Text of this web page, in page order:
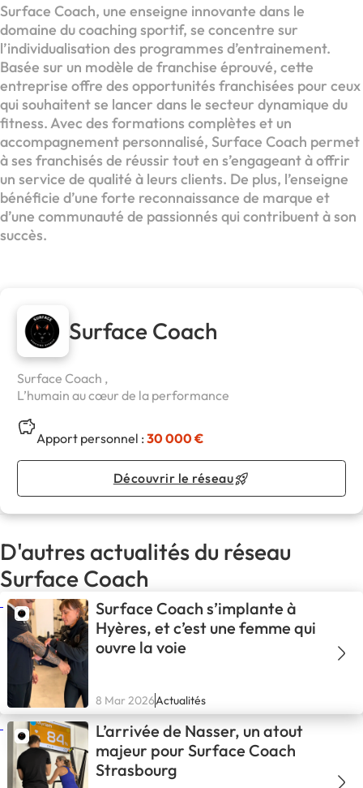
Surface Coach, une enseigne innovante dans le
domaine du coaching sportif, se concentre sur
l’individualisation des programmes d’entrainement.
Basée sur un modèle de franchise éprouvé, cette
entreprise offre des opportunités franchisées pour ceux
qui souhaitent se lancer dans le secteur dynamique du
fitness. Avec des formations complètes et un
accompagnement personnalisé, Surface Coach permet
à ses franchisés de réussir tout en s’engageant à offrir
un service de qualité à leurs clients. De plus, l’enseigne
bénéficie d’une forte reconnaissance de marque et
d’une communauté de passionnés qui contribuent à son
succès.
Surface Coach
Surface Coach ,
L’humain au cœur de la performance
Apport personnel :30 000 €
Découvrir le réseau
D'autres actualités du réseau
Surface Coach
Surface Coach s’implante à
Hyères, et c’est une femme qui
ouvre la voie
8 Mar 2026Actualités
L’arrivée de Nasser, un atout
majeur pour Surface Coach
Strasbourg